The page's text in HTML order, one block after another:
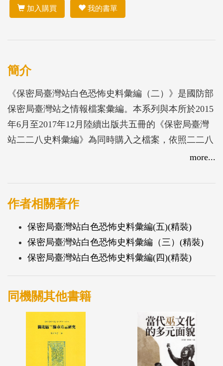
加入購買 我的書單
簡介
《保密局臺灣站白色恐怖史料彙編（二）》是國防部
保密局臺灣站之情報檔案彙編。本系列與本所於2015
年6月至2017年12月陸續出版共五冊的《保密局臺灣
站二二八史料彙編》為同時購入之檔案，依照二二八
與白色恐怖兩類分為A卷與Ｂ卷，並依解讀順序先後
年到1956年的資料，本書為第3、4卷的檔案彙編，主
要內容是中國民主社會黨革新派黨員戰後來臺的發展
社、義和學社、陶學社╱會、回教民主憲政會、地方
建設協會、建設勵進社、通訊之友社、人民救國大同
盟、佛教佈道會、中堅社、仁社等組織，共1件。另
有幾件與民社黨無關者如第11件〈市總工會、鐵路工
會資料顏艮昌〉、第17件〈青文協蔣渭川卷〉。
more...
作者相關著作
保密局臺灣站白色恐怖史料彙編(五)(精裝)
保密局臺灣站白色恐怖史料彙編（三）(精裝)
保密局臺灣站白色恐怖史料彙編(四)(精裝)
同機關其他書籍